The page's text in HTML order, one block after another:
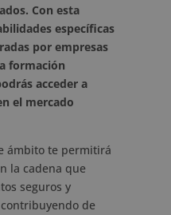
Con esta
específicas
por empresas
formación
acceder a
el mercado
ámbito te permitirá
la cadena que
seguros y
de